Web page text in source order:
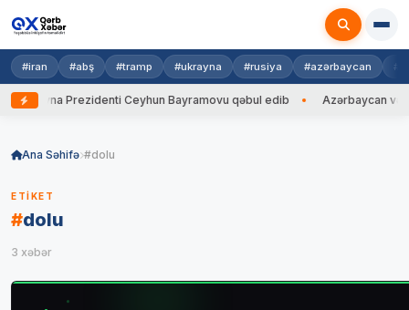
#iran #abş #tramp #ukrayna #rusiya #azərbaycan
Prezidenti Ceyhun Bayramovu qəbul edib Azərbaycan və
to Ana Səhifə #dolu
ETIKET
#dolu
3 xəbər